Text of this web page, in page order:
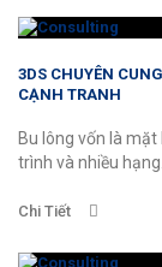
3DS CHUYÊN
CẠNH TRANH
Bu lông vốn là
trình và nhiều hạng...
Chi Tiết